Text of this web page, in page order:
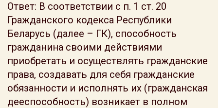
Ответ: В соответствии с п. 1 ст. 20
Гражданского кодекса Республики
Беларусь (далее – ГК), способность
гражданина своими действиями
приобретать и осуществлять гражданские
права, создавать для себя гражданские
обязанности и исполнять их (гражданская
дееспособность) возникает в полном